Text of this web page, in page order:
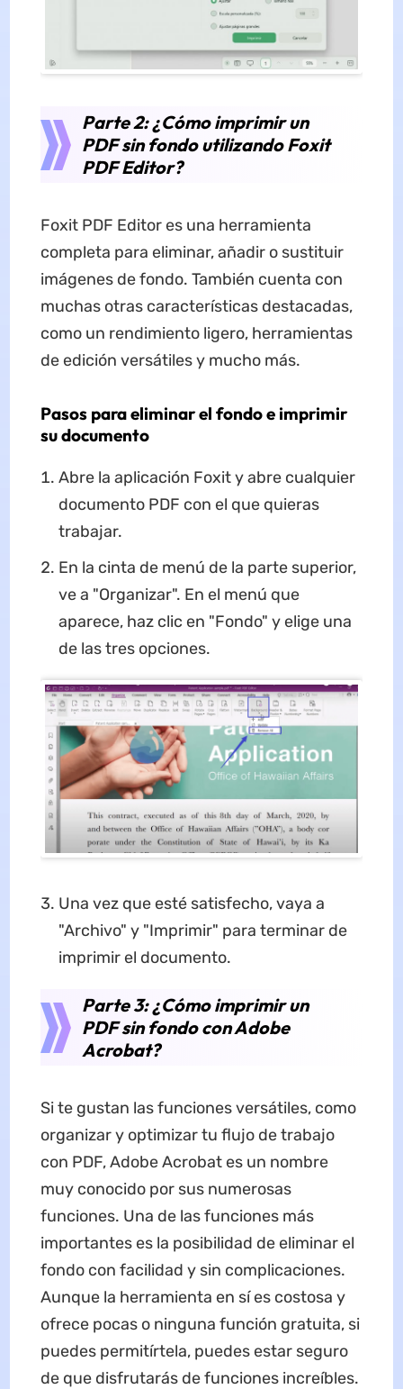
Parte 2: ¿Cómo imprimir un
PDF sin fondo utilizando Foxit
PDF Editor?
Foxit PDF Editor es una herramienta
completa para eliminar, añadir o sustituir
imágenes de fondo. También cuenta con
muchas otras características destacadas,
como un rendimiento ligero, herramientas
de edición versátiles y mucho más.
Pasos para eliminar el fondo e imprimir
su documento
Abre la aplicación Foxit y abre cualquier
documento PDF con el que quieras
trabajar.
En la cinta de menú de la parte superior,
ve a "Organizar". En el menú que
aparece, haz clic en "Fondo" y elige una
de las tres opciones.
Una vez que esté satisfecho, vaya a
"Archivo" y "Imprimir" para terminar de
imprimir el documento.
Parte 3: ¿Cómo imprimir un
PDF sin fondo con Adobe
Acrobat?
Si te gustan las funciones versátiles, como
organizar y optimizar tu flujo de trabajo
con PDF, Adobe Acrobat es un nombre
muy conocido por sus numerosas
funciones. Una de las funciones más
importantes es la posibilidad de eliminar el
fondo con facilidad y sin complicaciones.
Aunque la herramienta en sí es costosa y
ofrece pocas o ninguna función gratuita, si
puedes permitírtela, puedes estar seguro
de que disfrutarás de funciones increíbles.